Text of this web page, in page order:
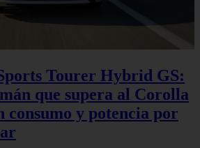
Tourer Hybrid GS:
que supera al Corolla
consumo y potencia por